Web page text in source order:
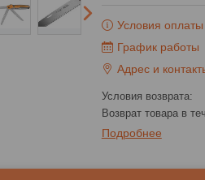
Условия оплаты
График работы
Адрес и
возврат товара в
Подробнее